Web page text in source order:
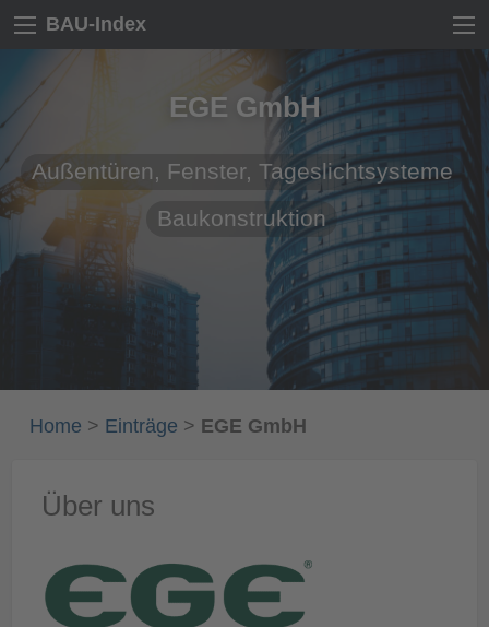
BAU-Index
EGE GmbH
Außentüren, Fenster, Tageslichtsysteme
Baukonstruktion
Home > Einträge > EGE GmbH
Über uns